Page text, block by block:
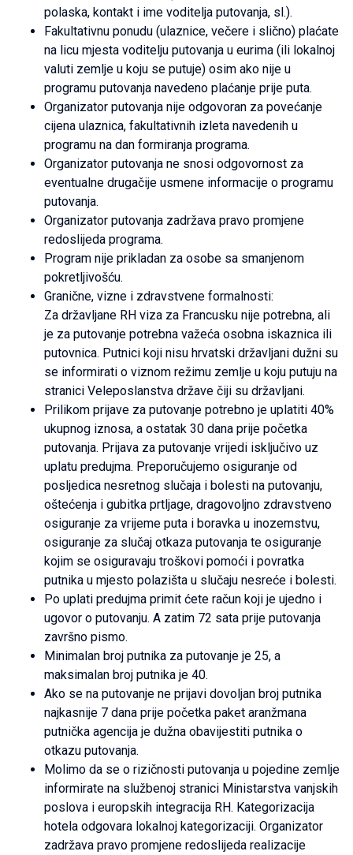
polaska, kontakt i ime voditelja putovanja, sl.).
Fakultativnu ponudu (ulaznice, večere i slično) plaćate
na licu mjesta voditelju putovanja u eurima (ili lokalnoj
valuti zemlje u koju se putuje) osim ako nije u
programu putovanja navedeno plaćanje prije puta.
Organizator putovanja nije odgovoran za povećanje
cijena ulaznica, fakultativnih izleta navedenih u
programu na dan formiranja programa.
Organizator putovanja ne snosi odgovornost za
eventualne drugačije usmene informacije o programu
putovanja.
Organizator putovanja zadržava pravo promjene
redoslijeda programa.
Program nije prikladan za osobe sa smanjenom
pokretljivošću.
Granične, vizne i zdravstvene formalnosti:
Za državljane RH viza za Francusku nije potrebna, ali
je za putovanje potrebna važeća osobna iskaznica ili
putovnica. Putnici koji nisu hrvatski državljani dužni su
se informirati o viznom režimu zemlje u koju putuju na
stranici Veleposlanstva države čiji su državljani.
Prilikom prijave za putovanje potrebno je uplatiti 40%
ukupnog iznosa, a ostatak 30 dana prije početka
putovanja. Prijava za putovanje vrijedi isključivo uz
uplatu predujma. Preporučujemo osiguranje od
posljedica nesretnog slučaja i bolesti na putovanju,
oštećenja i gubitka prtljage, dragovoljno zdravstveno
osiguranje za vrijeme puta i boravka u inozemstvu,
osiguranje za slučaj otkaza putovanja te osiguranje
kojim se osiguravaju troškovi pomoći i povratka
putnika u mjesto polazišta u slučaju nesreće i bolesti.
Po uplati predujma primit ćete račun koji je ujedno i
ugovor o putovanju. A zatim 72 sata prije putovanja
završno pismo.
Minimalan broj putnika za putovanje je 25, a
maksimalan broj putnika je 40.
Ako se na putovanje ne prijavi dovoljan broj putnika
najkasnije 7 dana prije početka paket aranžmana
putnička agencija je dužna obavijestiti putnika o
otkazu putovanja.
Molimo da se o rizičnosti putovanja u pojedine zemlje
informirate na službenoj stranici Ministarstva vanjskih
poslova i europskih integracija RH. Kategorizacija
hotela odgovara lokalnoj kategorizaciji. Organizator
zadržava pravo promjene redoslijeda realizacije